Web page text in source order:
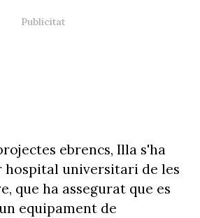
ebrencs, Illa s'ha
universitari de les
que ha assegurat que es
equipament de